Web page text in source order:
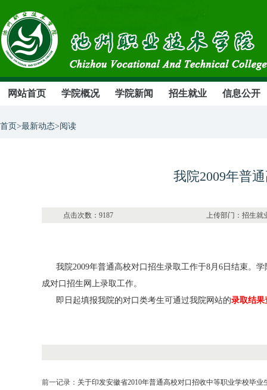
网站首页 学院概况 学院新闻 招生就业 信息公开
首页>最新动态>阅读
我院2009年普
点击次数：9187 上传部门：招生就业
我院2009年普通高校对口招生录取工作于8月6日结束。学
成对口招生网上录取工作。
即日起填报我院的对口类考生可通过我院网站的录取结果
前一记录： 关于印发安徽省2010年普通高校对口招收中等职业学校毕业